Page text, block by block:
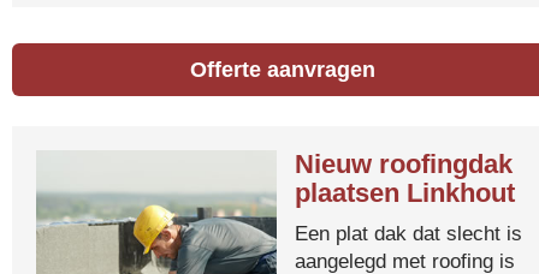
Offerte aanvragen
Nieuw roofingdak
plaatsen Linkhout
Een plat dak dat slecht is
aangelegd met roofing is